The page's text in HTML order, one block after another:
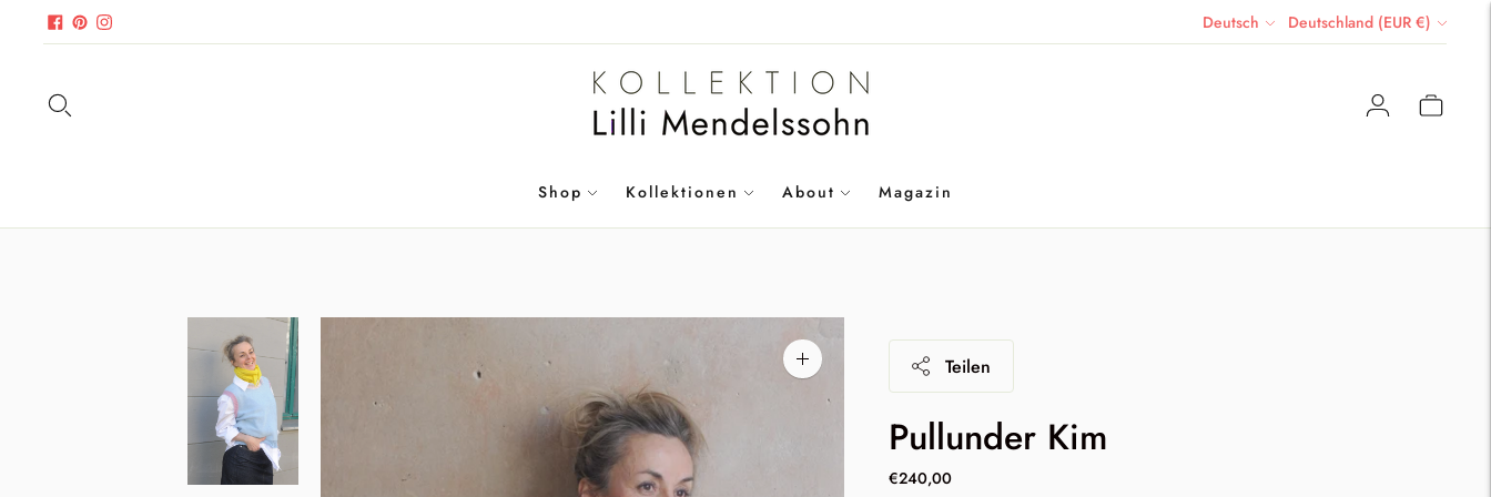
Sprache
Deutsch Währung
Deutschland (EUR €)
Shop Kollektionen About Magazin
Bild
Teilen
Pullunder Kim
€240,00